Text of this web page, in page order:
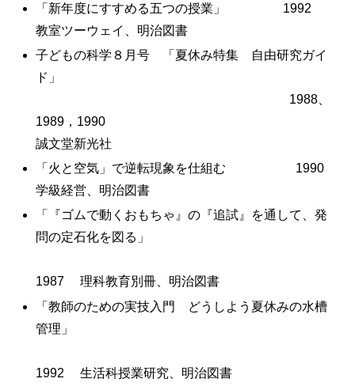
「新年度にすすめる五つの授業」 1992
教室ツーウェイ、明治図書
子どもの科学８月号 「夏休み特集 自由研究ガイ
ド」
1988、
1989，1990
誠文堂新光社
「火と空気」で逆転現象を仕組む 1990
学級経営、明治図書
「『ゴムで動くおもちゃ』の『追試』を通して、発
問の定石化を図る」
1987 理科教育別冊、明治図書
「教師のための実技入門 どうしよう夏休みの水槽
管理」
1992 生活科授業研究、明治図書